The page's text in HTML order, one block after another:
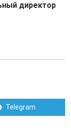
директор
Telegram